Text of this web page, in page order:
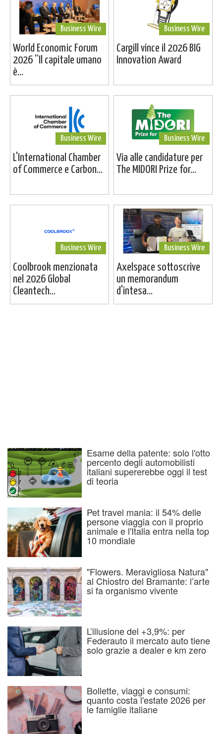
Business Wire
World Economic Forum
2026 “Il capitale umano
è...
Business Wire
Cargill vince il 2026 BIG
Innovation Award
Business Wire
L'International Chamber
of Commerce e Carbon...
Business Wire
Via alle candidature per
The MIDORI Prize for...
Business Wire
Coolbrook menzionata
nel 2026 Global
Cleantech...
Business Wire
Axelspace sottoscrive
un memorandum
d'intesa...
Esame della patente: solo l'otto
percento degli automobilisti
italiani supererebbe oggi il test
di teoria
Pet travel mania: il 54% delle
persone viaggia con il proprio
animale e l'Italia entra nella top
10 mondiale
"Flowers. Meravigliosa Natura"
al Chiostro del Bramante: l’arte
si fa organismo vivente
L’illusione del +3,9%: per
Federauto il mercato auto tiene
solo grazie a dealer e km zero
Bollette, viaggi e consumi:
quanto costa l'estate 2026 per
le famiglie italiane